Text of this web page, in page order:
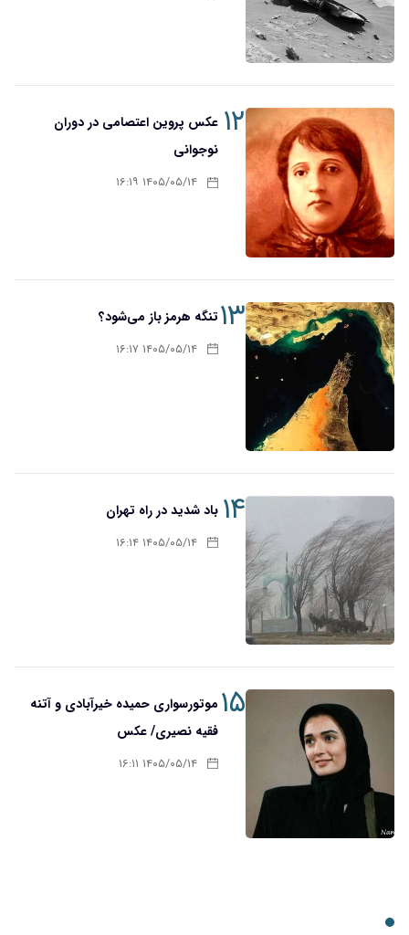
۱۲ عکس پروین اعتصامی در دوران
نوجوانی
۱۴۰۵/۰۵/۱۴ ۱۶:۱۹
۱۳تنگه هرمز باز می‌شود؟
۱۴۰۵/۰۵/۱۴ ۱۶:۱۷
۱۴ باد شدید در راه تهران
۱۴۰۵/۰۵/۱۴ ۱۶:۱۴
۱۵ موتورسواری حمیده خیرآبادی و آتنه
فقیه نصیری/ عکس
۱۴۰۵/۰۵/۱۴ ۱۶:۱۱